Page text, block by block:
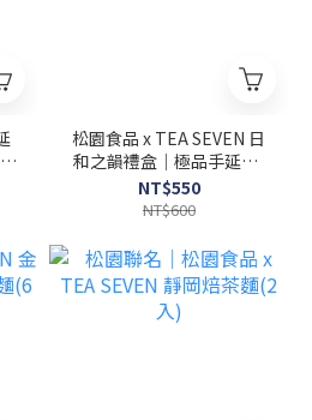
松園食品 x TEA SEVEN 日
和之韻禮盒｜極品手延麵-
芙蓉麵(3入)、靜岡焙茶麵
(3入)
NT$550
NT$600